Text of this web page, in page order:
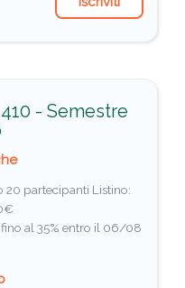
- Semestre
20 partecipanti Listino:
fino al 35% entro il 06/08